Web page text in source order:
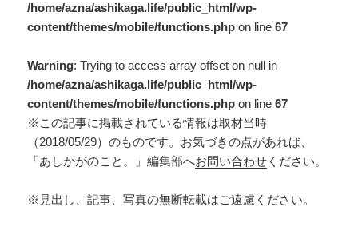
/home/azna/ashikaga.life/public_html/wp-
content/themes/mobile/functions.php on line67
Warning: Trying to access array offset on null in
/home/azna/ashikaga.life/public_html/wp-
content/themes/mobile/functions.php on line67
※この記事に掲載されている情報は取材当時
（2018/05/29）のものです。お気づきの点があれば、
「あしかがのこと。」編集部へお問い合わせ ください。
※見出し、記事、写真の無断転載はご遠慮ください。